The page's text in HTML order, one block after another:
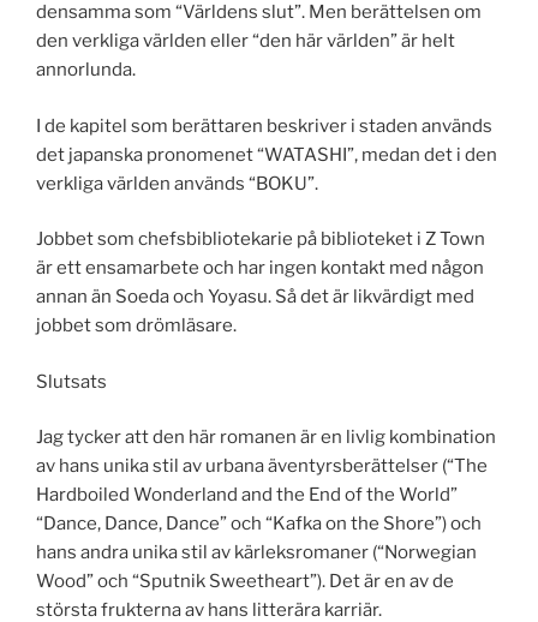
densamma som “Världens slut”. Men berättelsen om
den verkliga världen eller “den här världen” är helt
annorlunda.
I de kapitel som berättaren beskriver i staden används
det japanska pronomenet “WATASHI”, medan det i den
verkliga världen används “BOKU”.
Jobbet som chefsbibliotekarie på biblioteket i Z Town
är ett ensamarbete och har ingen kontakt med någon
annan än Soeda och Yoyasu. Så det är likvärdigt med
jobbet som drömläsare.
Slutsats
Jag tycker att den här romanen är en livlig kombination
av hans unika stil av urbana äventyrsberättelser (“The
Hardboiled Wonderland and the End of the World”
“Dance, Dance, Dance” och “Kafka on the Shore”) och
hans andra unika stil av kärleksromaner (“Norwegian
Wood” och “Sputnik Sweetheart”). Det är en av de
största frukterna av hans litterära karriär.